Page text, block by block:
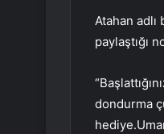
Atahan adlı
paylaştığı
dondurma